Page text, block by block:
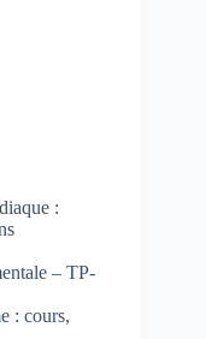
:
– TP-
: cours,